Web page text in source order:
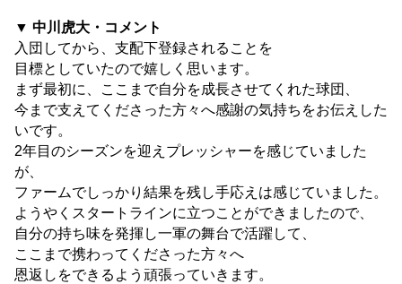
▼ 中川虎大・コメント
入団してから、支配下登録されることを
目標としていたので嬉しく思います。
まず最初に、ここまで自分を成長させてくれた球団、
今まで支えてくださった方々へ感謝の気持ちをお伝えした
いです。
2年目のシーズンを迎えプレッシャーを感じていました
が、
ファームでしっかり結果を残し手応えは感じていました。
ようやくスタートラインに立つことができましたので、
自分の持ち味を発揮し一軍の舞台で活躍して、
ここまで携わってくださった方々へ
恩返しをできるよう頑張っていきます。